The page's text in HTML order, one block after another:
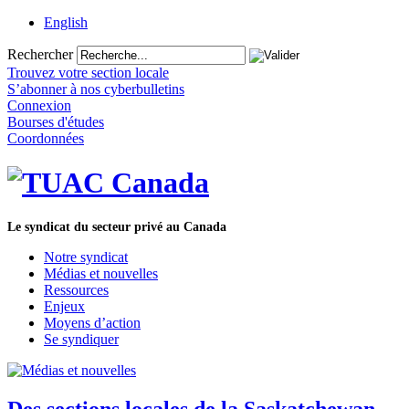
English
Rechercher
Trouvez votre section locale
S’abonner à nos cyberbulletins
Connexion
Bourses d'études
Coordonnées
Le syndicat du secteur privé au Canada
Notre syndicat
Médias et nouvelles
Ressources
Enjeux
Moyens d’action
Se syndiquer